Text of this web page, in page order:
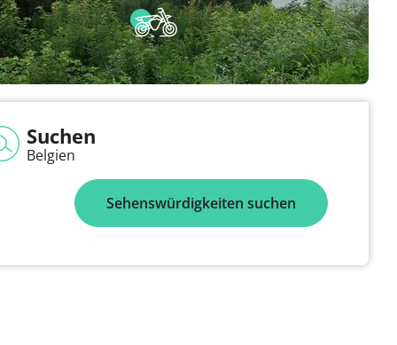
Suchen
Belgien
Sehenswürdigkeiten suchen